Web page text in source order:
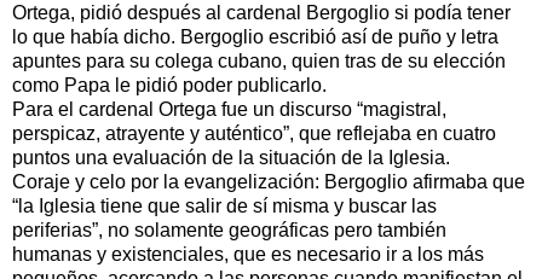
Ortega, pidió después al cardenal Bergoglio si podía tener
lo que había dicho. Bergoglio escribió así de puño y letra
apuntes para su colega cubano, quien tras de su elección
como Papa le pidió poder publicarlo.
Para el cardenal Ortega fue un discurso “magistral,
perspicaz, atrayente y auténtico”, que reflejaba en cuatro
puntos una evaluación de la situación de la Iglesia.
Coraje y celo por la evangelización: Bergoglio afirmaba que
“la Iglesia tiene que salir de sí misma y buscar las
periferias”, no solamente geográficas pero también
humanas y existenciales, que es necesario ir a los más